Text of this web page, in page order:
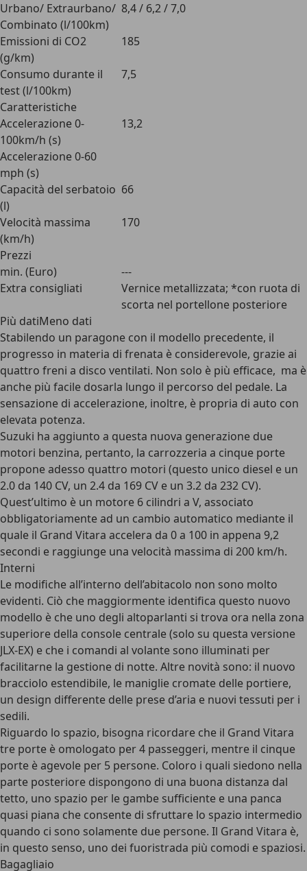
Urbano/ Extraurbano/
Combinato (l/100km)
8,4 / 6,2 / 7,0
Emissioni di CO2
(g/km)
185
Consumo durante il
test (l/100km)
7,5
Caratteristiche
Accelerazione 0-
100km/h (s)
13,2
Accelerazione 0-60
mph (s)
Capacità del serbatoio
(l)
66
Velocità massima
(km/h)
170
Prezzi
min. (Euro)
---
Extra consigliati
Vernice metallizzata; *con ruota di
scorta nel portellone posteriore
Più datiMeno dati
Stabilendo un paragone con il modello precedente, il
progresso in materia di frenata è considerevole, grazie ai
quattro freni a disco ventilati. Non solo è più efficace, ma è
anche più facile dosarla lungo il percorso del pedale. La
sensazione di accelerazione, inoltre, è propria di auto con
elevata potenza.
Suzuki ha aggiunto a questa nuova generazione due
motori benzina, pertanto, la carrozzeria a cinque porte
propone adesso quattro motori (questo unico diesel e un
2.0 da 140 CV, un 2.4 da 169 CV e un 3.2 da 232 CV).
Quest’ultimo è un motore 6 cilindri a V, associato
obbligatoriamente ad un cambio automatico mediante il
quale il Grand Vitara accelera da 0 a 100 in appena 9,2
secondi e raggiunge una velocità massima di 200 km/h.
Interni
Le modifiche all’interno dell’abitacolo non sono molto
evidenti. Ciò che maggiormente identifica questo nuovo
modello è che uno degli altoparlanti si trova ora nella zona
superiore della console centrale (solo su questa versione
JLX-EX) e che i comandi al volante sono illuminati per
facilitarne la gestione di notte. Altre novità sono: il nuovo
bracciolo estendibile, le maniglie cromate delle portiere,
un design differente delle prese d’aria e nuovi tessuti per i
sedili.
Riguardo lo spazio, bisogna ricordare che il Grand Vitara
tre porte è omologato per 4 passeggeri, mentre il cinque
porte è agevole per 5 persone. Coloro i quali siedono nella
parte posteriore dispongono di una buona distanza dal
tetto, uno spazio per le gambe sufficiente e una panca
quasi piana che consente di sfruttare lo spazio intermedio
quando ci sono solamente due persone. Il Grand Vitara è,
in questo senso, uno dei fuoristrada più comodi e spaziosi.
Bagagliaio